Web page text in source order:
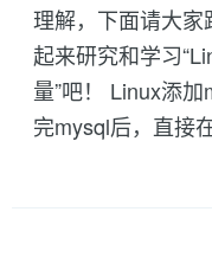
理解，下面请大
起来研究和学习
量”吧！ Linux添
完mysql后，直接